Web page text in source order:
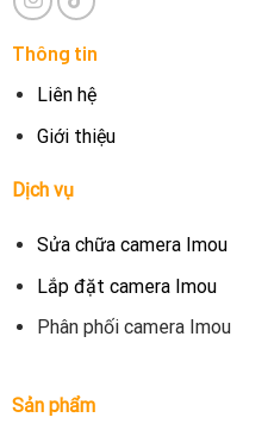
Thông tin
Liên hệ
Giới thiệu
Dịch vụ
Sửa chữa camera Imou
Lắp đặt camera Imou
Phân phối camera Imou
Sản phẩm